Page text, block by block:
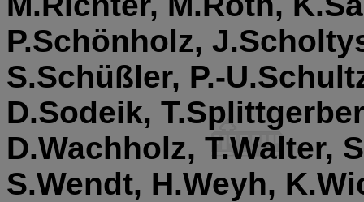
P.Schönholz,
S.Schüßler, P.-
D.Sodeik,
D.Wachholz, T.Walter,
S.Wendt, H.Weyh,